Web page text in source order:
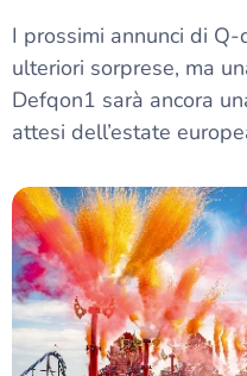
I prossimi annunci di
ulteriori sorprese, ma
Defqon1 sarà ancora
attesi dell’estate